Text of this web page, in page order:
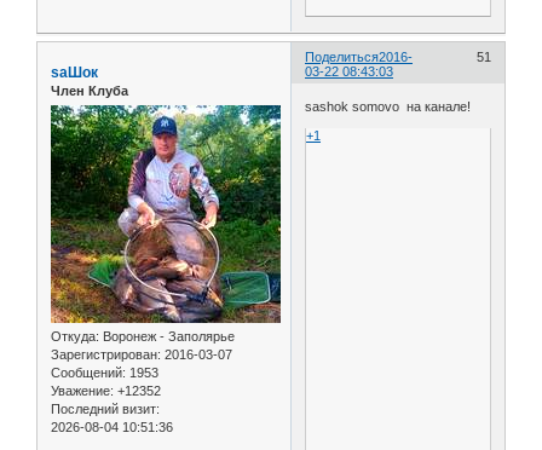
Поделиться 51
2016-
03-22 08:43:03
saШок
Член Клуба
Откуда: Воронеж - Заполярье
Зарегистрирован: 2016-03-07
Сообщений: 1953
Уважение: +12352
Последний визит:
2026-08-04 10:51:36
sashok somovo на канале!
+1